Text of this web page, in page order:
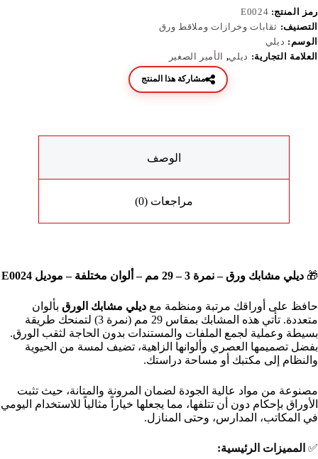
رمز المنتج: E0024
التصنيف: ثقابات وخرازات وملاقط ورق
الوسم: ديلي
العلامة التجارية: ديلي, الأمير الصغير
مشاركة هذا المنتج
الوصف
مراجعات (0)
🎁 ديلي مشابك ورق – نمرة 3 – 29 مم – ألوان مختلفة – موديل E0024
حافظ على أوراقك مرتبة ومنظمة مع ديلي مشابك الورق بألوان
متعددة. تأتي هذه المشابك بمقاس 29 مم (نمرة 3) لتمنحك طريقة
بسيطة وعملية لجمع الملفات والمستندات بدون الحاجة لثقب الورق.
بفضل تصميمها العصري وألوانها الزاهية، تضيف لمسة من الحيوية
والنظام إلى مكتبك أو مساحة دراستك.
مصنوعة من مواد عالية الجودة لضمان المرونة والمتانة، حيث تثبت
الأوراق بإحكام دون أن تتلفها، مما يجعلها خياراً مثالياً للاستخدام اليومي
في المكاتب، المدارس، وحتى المنازل.
✅ المميزات الرئيسية: